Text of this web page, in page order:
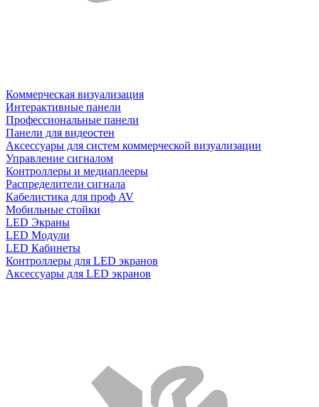
Коммерческая визуализация
Интерактивные панели
Профессиональные панели
Панели для видеостен
Аксессуары для систем коммерческой визуализации
Управление сигналом
Контроллеры и медиаплееры
Распределители сигнала
Кабелистика для проф AV
Мобильные стойки
LED Экраны
LED Модули
LED Кабинеты
Контроллеры для LED экранов
Аксессуары для LED экранов